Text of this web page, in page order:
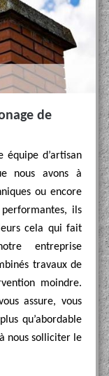
de
équipe d’artisan
nous avons à
ou encore
ils
cela qui fait
entreprise
travaux de
moindre.
assure, vous
qu’abordable
nous solliciter le